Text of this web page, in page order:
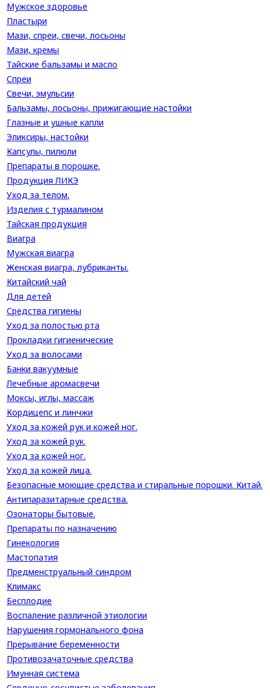
Мужское здоровье
Пластыри
Мази, спреи, свечи, лосьоны
Мази, кремы
Тайские бальзамы и масло
Спреи
Свечи, эмульсии
Бальзамы, лосьоны, прижигающие настойки
Глазные и ушные капли
Эликсиры, настойки
Капсулы, пилюли
Препараты в порошке.
Продукция ЛИКЭ
Уход за телом.
Изделия с турмалином
Тайская продукция
Виагра
Мужская виагра
Женская виагра, лубриканты.
Китайский чай
Для детей
Средства гигиены
Уход за полостью рта
Прокладки гигиенические
Уход за волосами
Банки вакуумные
Лечебные аромасвечи
Моксы, иглы, массаж
Кордицепс и линчжи
Уход за кожей рук и кожей ног.
Уход за кожей рук.
Уход за кожей ног.
Уход за кожей лица.
Безопасные моющие средства и стиральные порошки. Китай.
Антипаразитарные средства.
Озонаторы бытовые.
Препараты по назначению
Гинекология
Мастопатия
Предменструальный синдром
Климакс
Бесплодие
Воспаление различной этиологии
Нарушения гормонального фона
Прерывание беременности
Противозачаточные средства
Имунная система